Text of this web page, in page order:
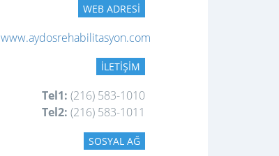
WEB ADRESI
www.aydosrehabilitasyon.com
İLETIŞIM
Tel1: (216) 583-1010
Tel2: (216) 583-1011
SOSYAL AĞ